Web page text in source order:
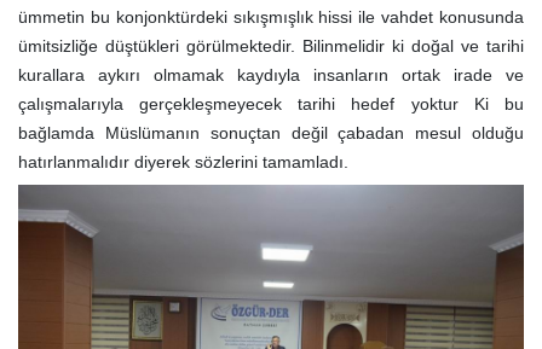
ümmetin bu konjonktürdeki sıkışmışlık hissi ile vahdet konusunda
ümitsizliğe düştükleri görülmektedir. Bilinmelidir ki doğal ve tarihi
kurallara aykırı olmamak kaydıyla insanların ortak irade ve
çalışmalarıyla gerçekleşmeyecek tarihi hedef yoktur Ki bu
bağlamda Müslümanın sonuçtan değil çabadan mesul olduğu
hatırlanmalıdır diyerek sözlerini tamamladı.